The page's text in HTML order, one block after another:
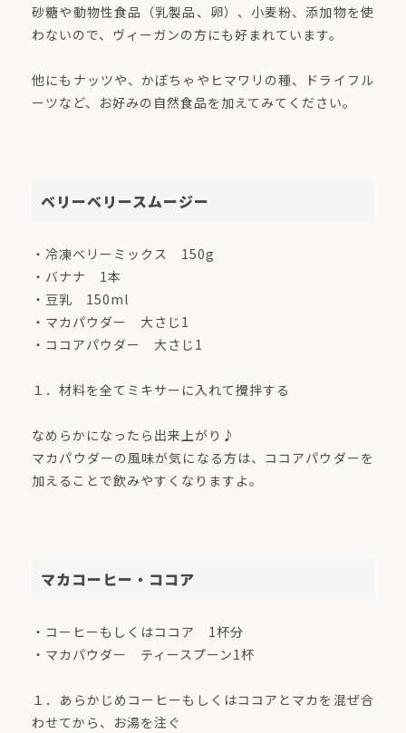
砂糖や動物性食品（乳製品、卵）、小麦粉、添加物を使
わないので、ヴィーガンの方にも好まれています。
他にもナッツや、かぼちゃやヒマワリの種、ドライフル
ーツなど、お好みの自然食品を加えてみてください。
ベリーベリースムージー
・冷凍ベリーミックス 150g
・バナナ 1本
・豆乳 150ml
・マカパウダー 大さじ1
・ココアパウダー 大さじ1
１．材料を全てミキサーに入れて攪拌する
なめらかになったら出来上がり♪
マカパウダーの風味が気になる方は、ココアパウダーを
加えることで飲みやすくなりますよ。
マカコーヒー・ココア
・コーヒーもしくはココア 1杯分
・マカパウダー ティースプーン1杯
１．あらかじめコーヒーもしくはココアとマカを混ぜ合
わせてから、お湯を注ぐ